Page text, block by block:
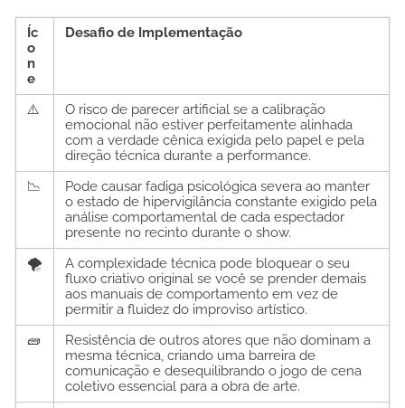
Íc
o
n
e
Desafio de Implementação
⚠️
O risco de parecer artificial se a calibração
emocional não estiver perfeitamente alinhada
com a verdade cênica exigida pelo papel e pela
direção técnica durante a performance.
📉
Pode causar fadiga psicológica severa ao manter
o estado de hipervigilância constante exigido pela
análise comportamental de cada espectador
presente no recinto durante o show.
🌪️
A complexidade técnica pode bloquear o seu
fluxo criativo original se você se prender demais
aos manuais de comportamento em vez de
permitir a fluidez do improviso artístico.
🧱
Resistência de outros atores que não dominam a
mesma técnica, criando uma barreira de
comunicação e desequilibrando o jogo de cena
coletivo essencial para a obra de arte.